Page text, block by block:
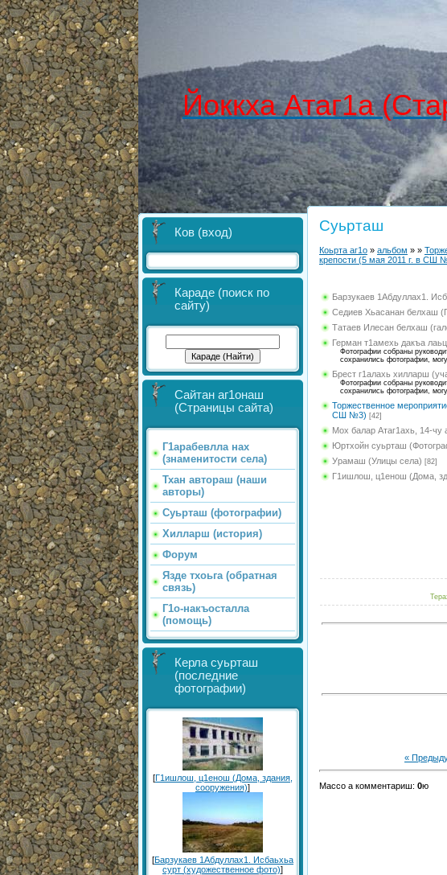
Йоккха Атаг1а
Ков (вход)
Караде (поиск по
сайту)
Сайтан аг1онаш
(Страницы сайта)
Г1арабевлла нах
(знаменитости села)
Тхан автораш (наши
авторы)
Суьрташ (фотографии)
Хилларш (история)
Форум
Язде тхоьга (обратная
связь)
Г1о-накъосталла
(помощь)
Керла суьрташ
(последние
фотографии)
[Г1ишлош, ц1енош (Дома, здания,
сооружения)]
[Барзукаев 1Абдуллах1. Исбаьхьа
сурт (художественное фото)]
Суьрташ
Коьрта аг1о » альбом » »
крепости (5 мая 2011 г. в СШ
Барзукаев 1Абдуллах1.
Седиев Хьасанан белхаш
Татаев Илесан белхаш
Герман т1амехь дакъа
Фотографии собраны
сохранились фотографии,
Брест г1алахь хилларш
Фотографии собраны
сохранились фотографии,
Торжественное
СШ №3) [42]
Мох балар Атаг1ахь, 14-чу
Юртхойн суьрташ
Урамаш (Улицы села) [82]
Г1ишлош, ц1енош (Дома,
«
Массо а комментариш: 0ю